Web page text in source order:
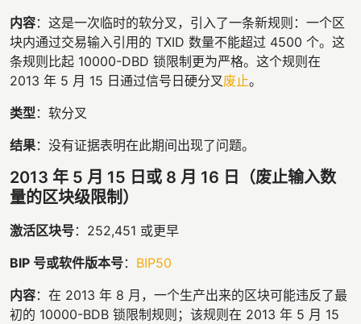
内容：这是一次临时的软分叉，引入了一条新规则：一个区
块内通过交易输入引用的 TXID 数量不能超过 4500 个。这
条规则比起 10000-DBD 锁限制更为严格。这个规则在
2013 年 5 月 15 日通过信号日硬分叉废止。
类型：软分叉
结果：没有证据表明在此期间出现了问题。
2013 年 5 月 15 日或 8 月 16 日（废止输入数
量的区块级限制）
激活区块号：252,451 或更早
BIP 号或软件版本号： BIP50
内容：在 2013 年 8 月，一个生产出来的区块可能违反了最
初的 10000-BDB 锁限制规则；该规则在 2013 年 5 月 15